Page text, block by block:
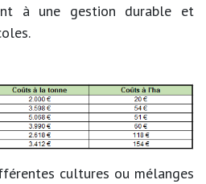
à une gestion durable et
cultures ou mélanges